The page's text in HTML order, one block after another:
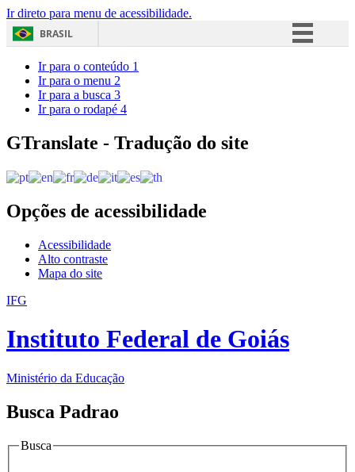
Ir direto para menu de acessibilidade.
BRASIL
Acesso à informação
Ir para o conteúdo 1
Ir para o menu 2
Ir para a busca 3
Ir para o rodapé 4
GTranslate - Tradução do site
Opções de acessibilidade
Acessibilidade
Alto contraste
Mapa do site
IFG
Instituto Federal de Goiás
Ministério da Educação
Busca Padrao
Busca